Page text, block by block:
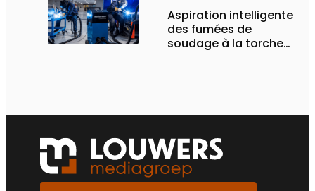
Aspiration intelligente
des fumées de
soudage à la torche